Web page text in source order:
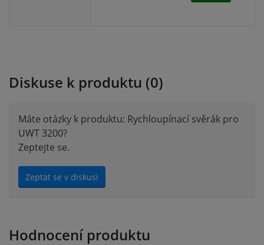
Diskuse k produktu (0)
Máte otázky k produktu: Rychloupínací svěrák pro
UWT 3200?
Zeptejte se.
Zeptat se v diskusi
Hodnocení produktu